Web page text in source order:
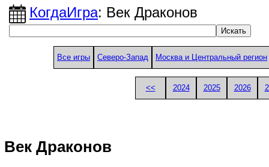
КогдаИгра: Век Драконов
Все игры Северо-Запад Москва и Центральный регион
<< 2024 2025 2026
Век Драконов